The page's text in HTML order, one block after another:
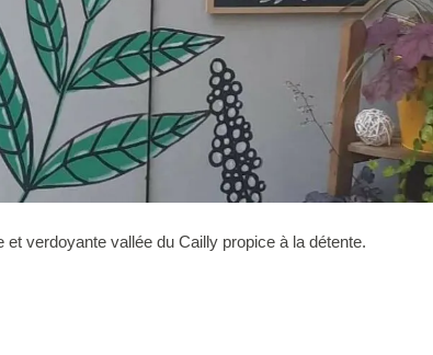
et verdoyante vallée du Cailly propice à la détente.